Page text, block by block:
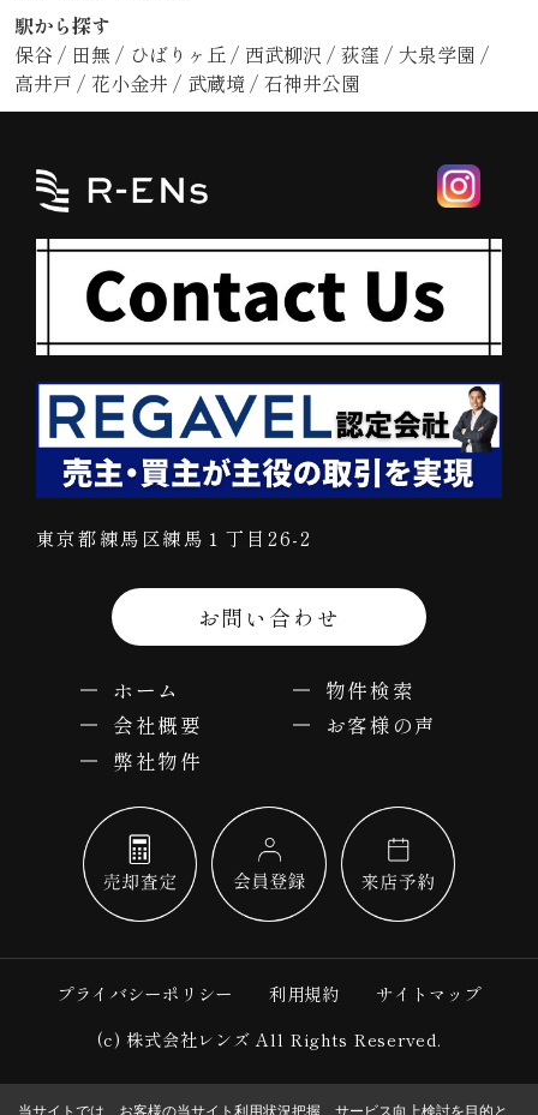
駅から探す
保谷 / 田無 / ひばりヶ丘 / 西武柳沢 / 荻窪 / 大泉学園 /
高井戸 / 花小金井 / 武蔵境 / 石神井公園
東京都練馬区練馬１丁目26-2
お問い合わせ
ホーム
物件検索
会社概要
お客様の声
弊社物件
プライバシーポリシー 利用規約
サイトマップ
(c) 株式会社レンズ All Rights Reserved.
当サイトでは、お客様の当サイト利用状況把握、サービス向上検討を目的と